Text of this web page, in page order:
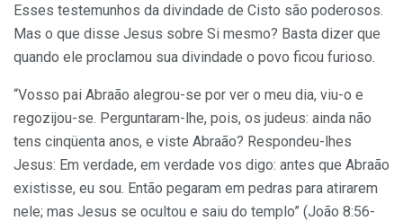
Esses testemunhos da divindade de Cisto são poderosos.
Mas o que disse Jesus sobre Si mesmo? Basta dizer que
quando ele proclamou sua divindade o povo ficou furioso.
“Vosso pai Abraão alegrou-se por ver o meu dia, viu-o e
regozijou-se. Perguntaram-lhe, pois, os judeus: ainda não
tens cinqüenta anos, e viste Abraão? Respondeu-lhes
Jesus: Em verdade, em verdade vos digo: antes que Abraão
existisse, eu sou. Então pegaram em pedras para atirarem
nele; mas Jesus se ocultou e saiu do templo” (João 8:56-